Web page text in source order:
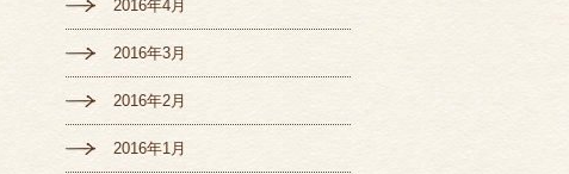
2016年4月
2016年3月
2016年2月
2016年1月